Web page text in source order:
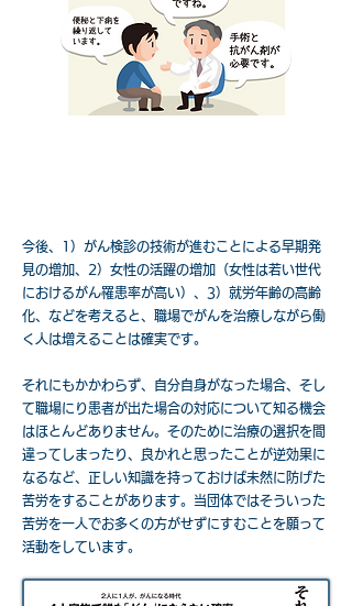
今後、1）がん検診の技術が進むことによる早期発
見の増加、2）女性の活躍の増加（女性は若い世代
におけるがん罹患率が高い）、3）就労年齢の高齢
化、などを考えると、職場でがんを治療しながら働
く人は増えることは確実です。
それにもかかわらず、自分自身がなった場合、そし
て職場にり患者が出た場合の対応について知る機会
はほとんどありません。そのために治療の選択を間
違ってしまったり、良かれと思ったことが逆効果に
なるなど、正しい知識を持っておけば未然に防げた
苦労をすることがあります。当団体ではそういった
苦労を一人でお多くの方がせずにすむことを願って
活動をしています。